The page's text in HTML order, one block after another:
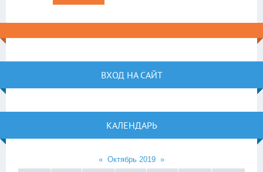
ВХОД НА САЙТ
КАЛЕНДАРЬ
« Октябрь 2019 »